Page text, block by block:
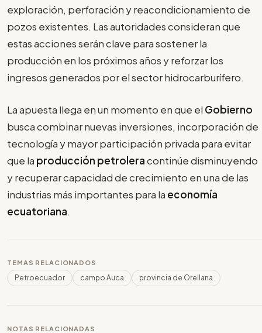
exploración, perforación y reacondicionamiento de
pozos existentes. Las autoridades consideran que
estas acciones serán clave para sostener la
producción en los próximos años y reforzar los
ingresos generados por el sector hidrocarburífero.
La apuesta llega en un momento en que el Gobierno
busca combinar nuevas inversiones, incorporación de
tecnología y mayor participación privada para evitar
que la producción petroleracontinúe disminuyendo
y recuperar capacidad de crecimiento en una de las
industrias más importantes para la economía
ecuatoriana.
TEMAS RELACIONADOS
Petroecuador campo Auca provincia de Orellana
NOTAS RELACIONADAS